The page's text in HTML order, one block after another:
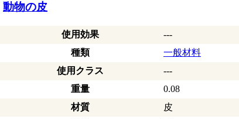
動物の皮
使用効果
---
種類
一般材料
使用クラス
---
重量
0.08
材質
皮